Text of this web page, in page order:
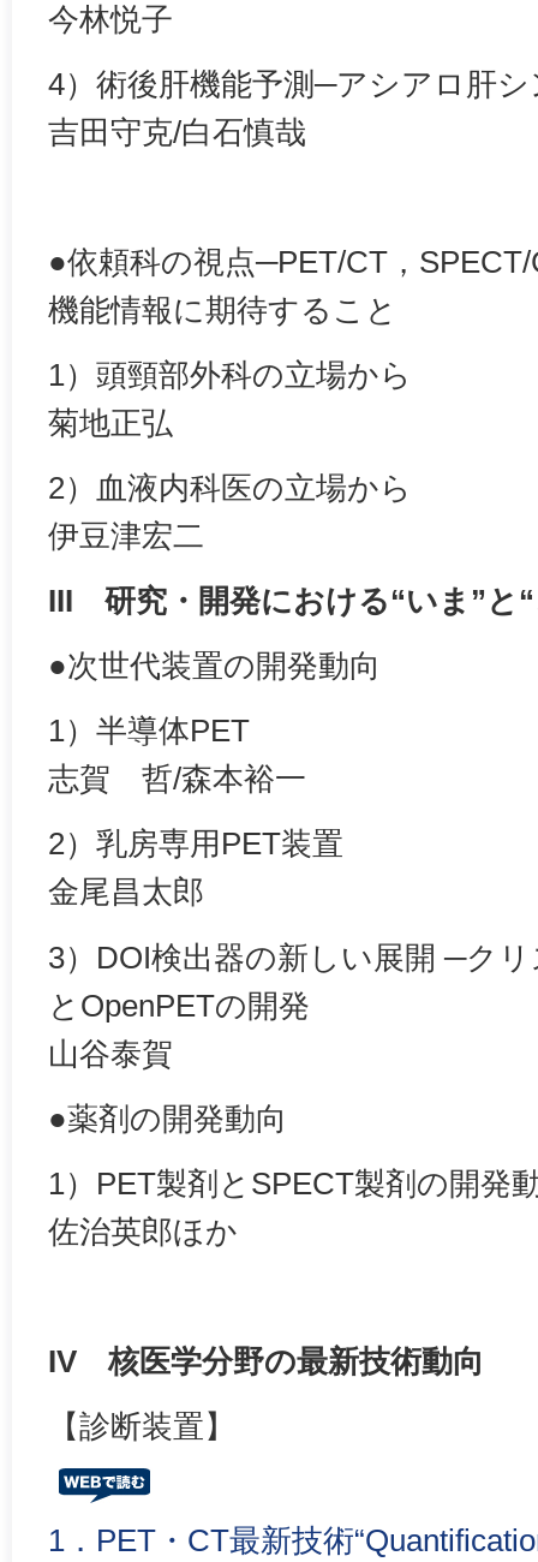
今林悦子
4）術後肝機能予測─アシアロ肝
吉田守克/白石慎哉
●依頼科の視点─PET/CT，
機能情報に期待すること
1）頭頸部外科の立場から
菊地正弘
2）血液内科医の立場から
伊豆津宏二
III 研究・開発における“いま”と
●次世代装置の開発動向
1）半導体PET
志賀 哲/森本裕一
2）乳房専用PET装置
金尾昌太郎
3）DOI検出器の新しい展開 ─ク
とOpenPETの開発
山谷泰賀
●薬剤の開発動向
1）PET製剤とSPECT製剤の開発
佐治英郎ほか
IV 核医学分野の最新技術動向
【診断装置】
1．PET・CT最新技術